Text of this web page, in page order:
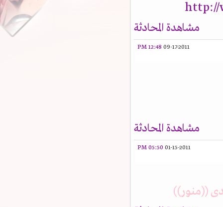
http://
مشاهدة المحادثة
09-17-2011
12:48 PM
مشاهدة المحادثة
01-15-2011
05:50 PM
((منور))